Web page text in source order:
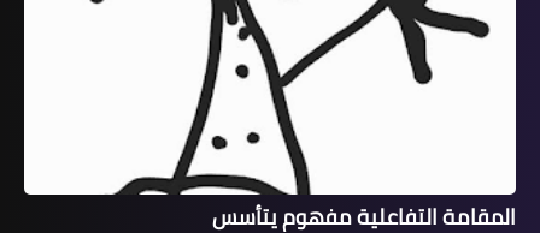
المقامة التفاعلية مفهوم يتأسس